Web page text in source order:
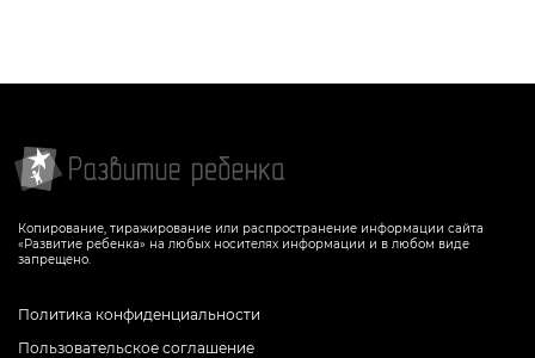
Копирование, тиражирование или распространение информации сайта
«Развитие ребенка» на любых носителях информации и в любом виде
запрещено.
Политика конфиденциальности
Пользовательское соглашение